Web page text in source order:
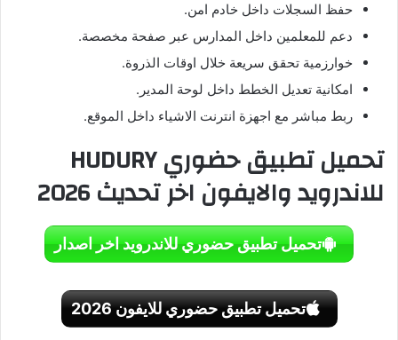
حفظ السجلات داخل خادم امن.
دعم للمعلمين داخل المدارس عبر صفحة مخصصة.
خوارزمية تحقق سريعة خلال اوقات الذروة.
امكانية تعديل الخطط داخل لوحة المدير.
ربط مباشر مع اجهزة انترنت الاشياء داخل الموقع.
تحميل تطبيق حضوري HUDURY
للاندرويد والايفون اخر تحديث 2026
تحميل تطبيق حضوري للاندرويد اخر اصدار
تحميل تطبيق حضوري للايفون 2026